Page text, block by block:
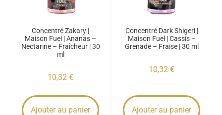
Concentré Zakary |
Maison Fuel | Ananas –
Nectarine – Fraîcheur | 30
ml
10,32 €
Ajouter au panier
Concentré Dark Shigeri |
Maison Fuel | Cassis –
Grenade – Fraise | 30 ml
10,32 €
Ajouter au panier